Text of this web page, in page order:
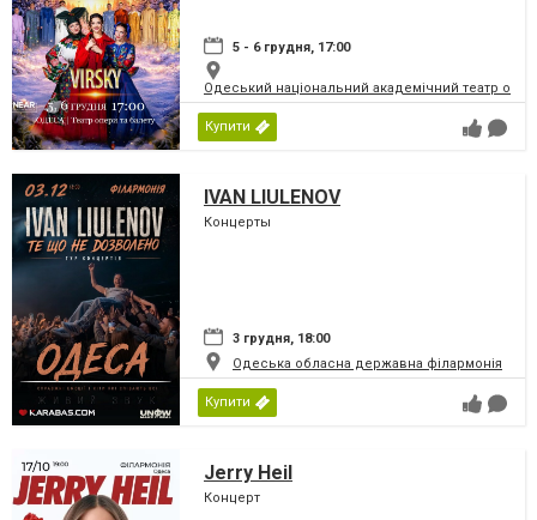
5 - 6 грудня, 17:00
Одеський національний академічний театр
Купити
IVAN LIULENOV
Концерты
3 грудня, 18:00
Одеська обласна державна філармонія
Купити
Jerry Heil
Концерт